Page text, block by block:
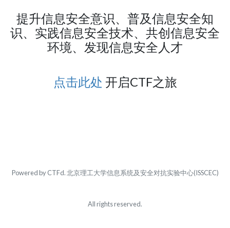
提升信息安全意识、普及信息安全知
识、实践信息安全技术、共创信息安全
环境、发现信息安全人才
点击此处 开启CTF之旅
Powered by CTFd. 北京理工大学信息系统及安全对抗实验中心(ISSCEC)
All rights reserved.